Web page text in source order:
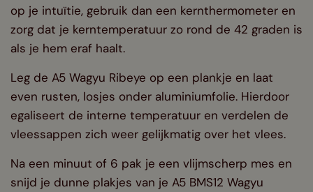
op je intuïtie, gebruik dan een kernthermometer en
zorg dat je kerntemperatuur zo rond de 42 graden is
als je hem eraf haalt.
Leg de A5 Wagyu Ribeye op een plankje en laat
even rusten, losjes onder aluminiumfolie. Hierdoor
egaliseert de interne temperatuur en verdelen de
vleessappen zich weer gelijkmatig over het vlees.
Na een minuut of 6 pak je een vlijmscherp mes en
snijd je dunne plakjes van je A5 BMS12 Wagyu